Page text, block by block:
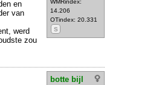
WMRindex:
14.206
OTindex: 20.331
S
en
van
werd
zou
botte bijl